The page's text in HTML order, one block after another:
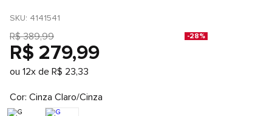
SKU: 4141541
R$ 389,99 -28%
R$ 279,99
ou 12x de R$ 23,33
Cor Cinza Claro/Cinza